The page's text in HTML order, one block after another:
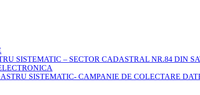
SISTEMATIC – SECTOR CADASTRAL NR.84 DIN
SISTEMATIC- CAMPANIE DE COLECTARE